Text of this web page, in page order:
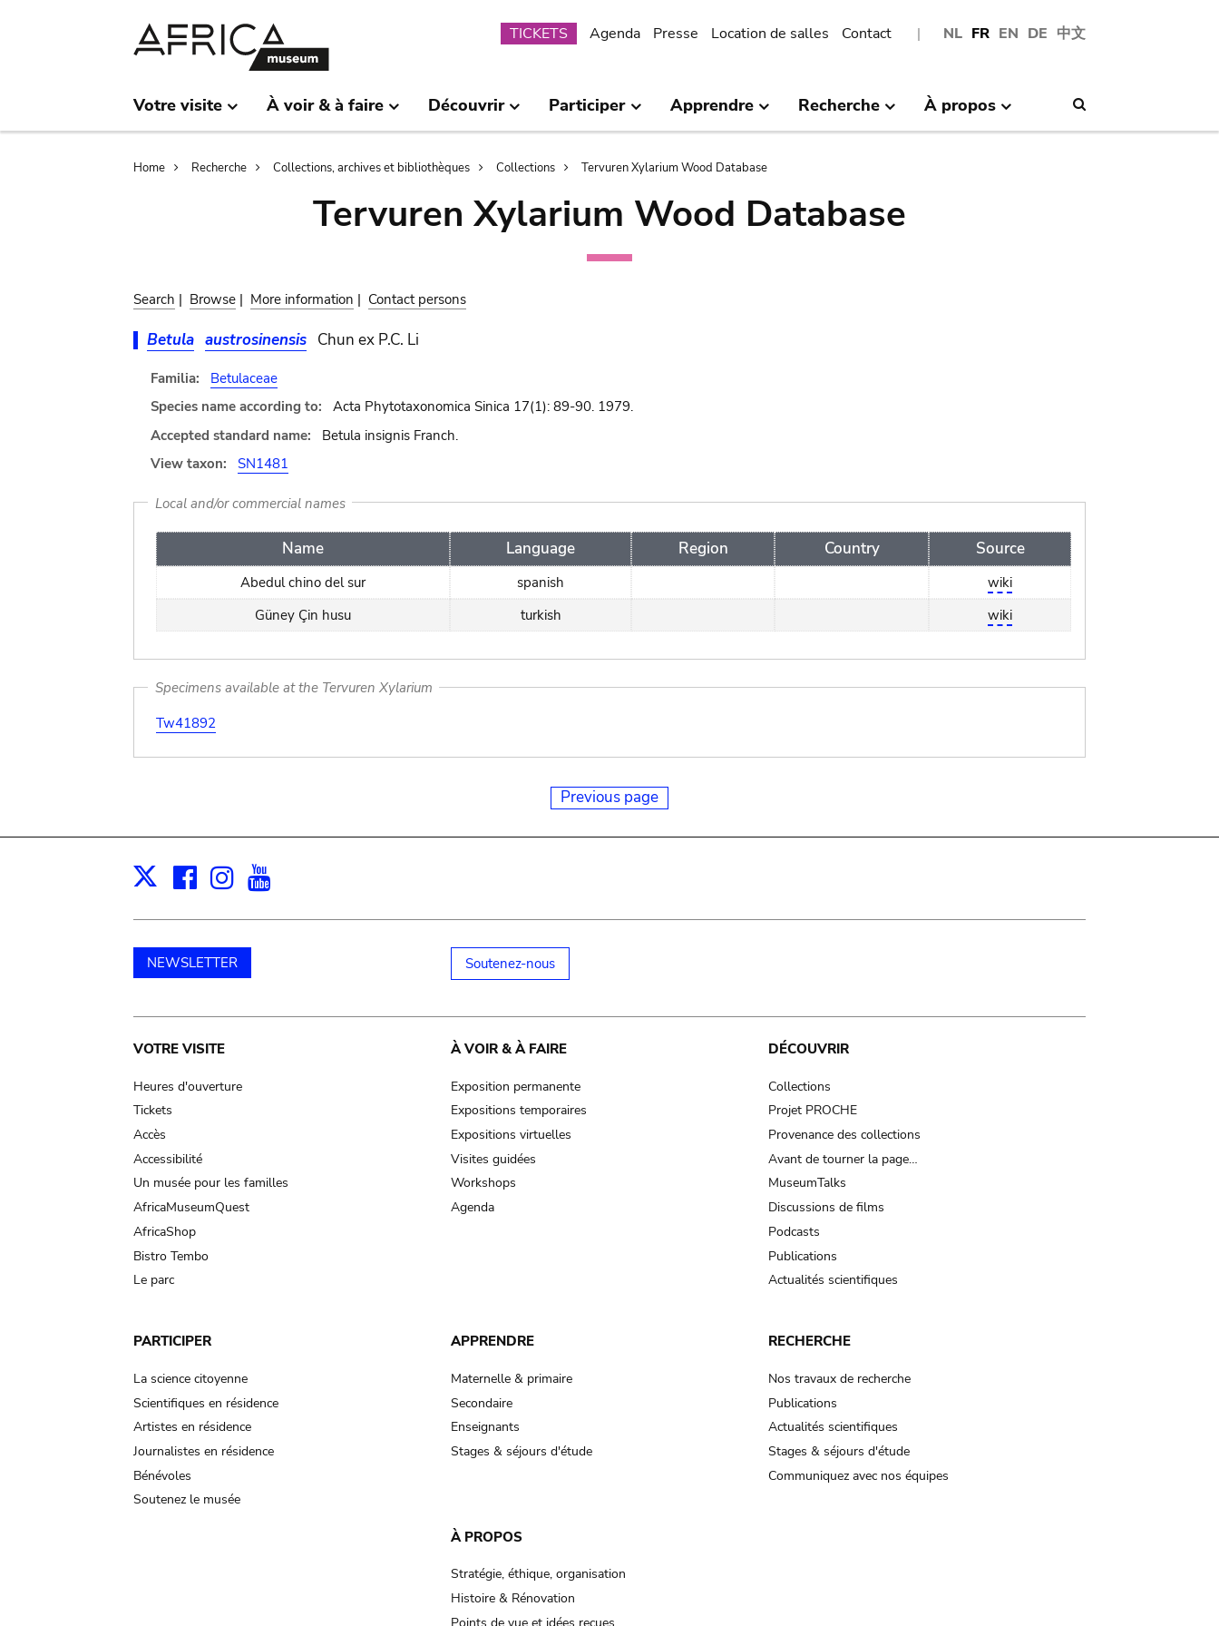
NL FR EN DE 中文
Submenu
TICKETS Agenda Presse Location de salles Contact
Votre visite À voir & à faire Découvrir Participer Apprendre Recherche À propos
Breadcrumb
Home Recherche Collections, archives et bibliothèques Collections Tervuren Xylarium Wood Database
Tervuren Xylarium Wood Database
Search | Browse | More information | Contact persons
Betula austrosinensis Chun ex P.C. Li
Familia:
Betulaceae
Species name according to:
Acta Phytotaxonomica Sinica 17(1): 89-90. 1979.
Accepted standard name:
Betula insignis Franch.
View taxon:
SN1481
Local and/or commercial names
Name Language Region Country Source
Abedul chino del sur spanish
wiki
Güney Çin husu
turkish wiki
Specimens available at the Tervuren Xylarium
Tw41892
Previous page
X Facebook
Instagram
NEWSLETTER Soutenez-nous
Main
navigation
VOTRE VISITE
Heures d'ouverture
Tickets
Accès
Accessibilité
Un musée pour les familles
AfricaMuseumQuest
AfricaShop
Bistro Tembo
Le parc
À VOIR & À FAIRE
Exposition permanente
Expositions temporaires
Expositions virtuelles
Visites guidées
Workshops
Agenda
DÉCOUVRIR
Collections
Projet PROCHE
Provenance des collections
Avant de tourner la page…
MuseumTalks
Discussions de films
Podcasts
Publications
Actualités scientifiques
PARTICIPER
La science citoyenne
Scientifiques en résidence
Artistes en résidence
Journalistes en résidence
Bénévoles
Soutenez le musée
APPRENDRE
Maternelle & primaire
Secondaire
Enseignants
Stages & séjours d'étude
RECHERCHE
Nos travaux de recherche
Publications
Actualités scientifiques
Stages & séjours d'étude
Communiquez avec nos équipes
À PROPOS
Stratégie, éthique, organisation
Histoire & Rénovation
Points de vue et idées reçues